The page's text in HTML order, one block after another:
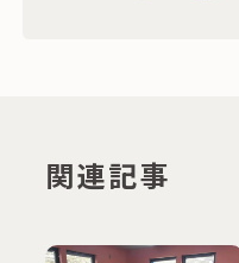
関連記事